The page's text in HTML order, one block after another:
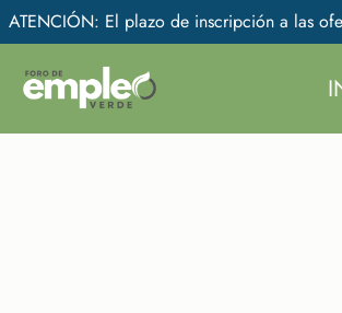
ATENCIÓN: El plazo de inscripción a las